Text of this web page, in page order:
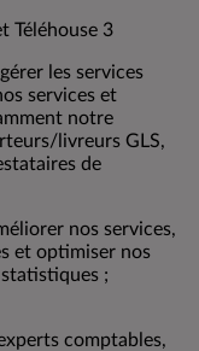
Téléhouse 3
les services
services et
notre
livreurs GLS,
de
nos services,
et optimiser nos
;
comptables,